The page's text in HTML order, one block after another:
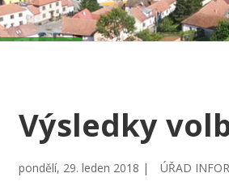
Výsledky
pondělí, 29. leden 2018 | ÚŘAD